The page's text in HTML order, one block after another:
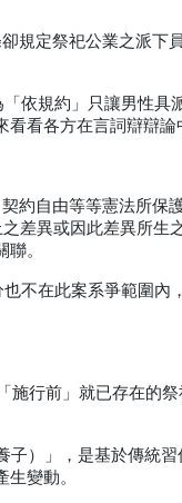
規定祭祀公業之派下
依規約」只讓男性具
看各方在言詞辯辯論
約自由等等憲法所保
差異或因此差異所生
。
不在此案系爭範圍內
施行前」就已存在的祭
子）」，是基於傳統
變動。